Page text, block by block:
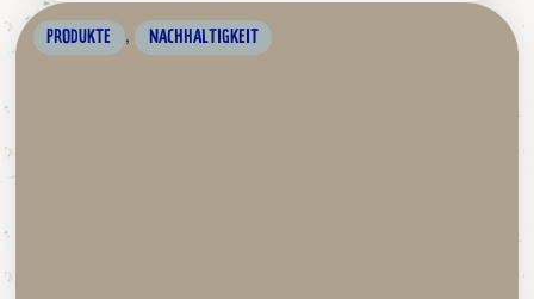
PRODUKTE , NACHHALTIGKEIT